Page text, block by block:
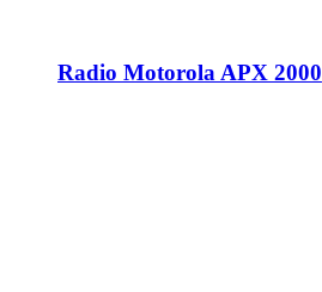
Radio Motorola APX 2000